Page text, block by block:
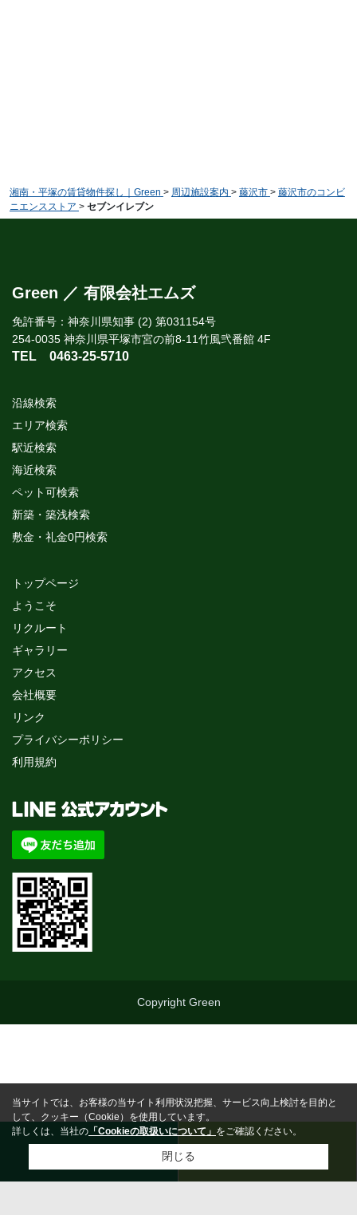
湘南・平塚の賃貸物件探し｜Green > 周辺施設案内 > 藤沢市 > 藤沢市のコンビ
ニエンスストア > セブンイレブン
Green ／ 有限会社エムズ
免許番号：神奈川県知事 (2) 第031154号
254-0035 神奈川県平塚市宮の前8-11竹風弐番館 4F
TEL 0463-25-5710
沿線検索
エリア検索
駅近検索
海近検索
ペット可検索
新築・築浅検索
敷金・礼金0円検索
トップページ
ようこそ
リクルート
ギャラリー
アクセス
会社概要
リンク
プライバシーポリシー
利用規約
Copyright Green
当サイトでは、お客様の当サイト利用状況把握、サービス向上検討を目的と
して、クッキー（Cookie）を使用しています。
詳しくは、当社の 「Cookieの取扱いについて」 をご確認ください。
閉じる